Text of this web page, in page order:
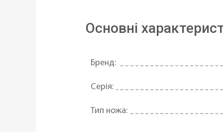
Основні
Бренд:
Серія:
Тип ножа: